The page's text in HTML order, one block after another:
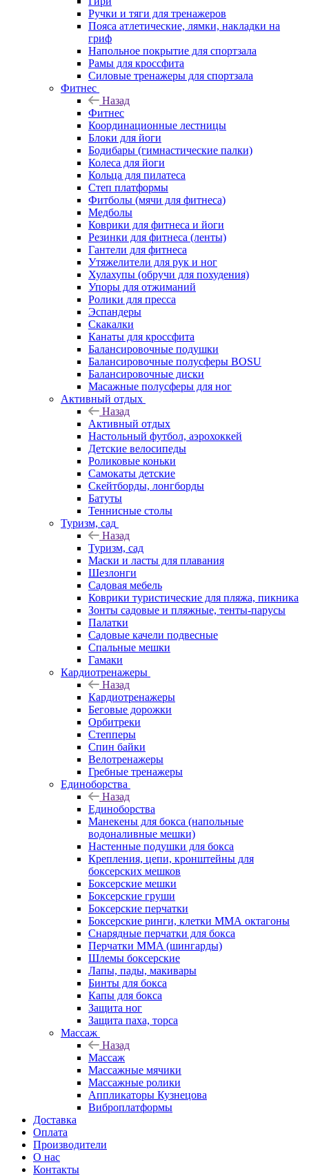
Ручки и тяги для тренажеров
Пояса атлетические, лямки, накладки на
гриф
Напольное покрытие для спортзала
Рамы для кроссфита
Силовые тренажеры для спортзала
Фитнес
Назад
Фитнес
Координационные лестницы
Блоки для йоги
Бодибары (гимнастические палки)
Колеса для йоги
Кольца для пилатеса
Степ платформы
Фитболы (мячи для фитнеса)
Медболы
Коврики для фитнеса и йоги
Резинки для фитнеса (ленты)
Гантели для фитнеса
Утяжелители для рук и ног
Хулахупы (обручи для похудения)
Упоры для отжиманий
Ролики для пресса
Эспандеры
Скакалки
Канаты для кроссфита
Балансировочные подушки
Балансировочные полусферы BOSU
Балансировочные диски
Масажные полусферы для ног
Активный отдых
Назад
Активный отдых
Настольный футбол, аэрохоккей
Детские велосипеды
Роликовые коньки
Самокаты детские
Скейтборды, лонгборды
Батуты
Теннисные столы
Туризм, сад
Назад
Туризм, сад
Маски и ласты для плавания
Шезлонги
Садовая мебель
Коврики туристические для пляжа, пикника
Зонты садовые и пляжные, тенты-парусы
Палатки
Садовые качели подвесные
Спальные мешки
Гамаки
Кардиотренажеры
Назад
Кардиотренажеры
Беговые дорожки
Орбитреки
Степперы
Спин байки
Велотренажеры
Гребные тренажеры
Единоборства
Назад
Единоборства
Манекены для бокса (напольные
водоналивные мешки)
Настенные подушки для бокса
Крепления, цепи, кронштейны для
боксерских мешков
Боксерские мешки
Боксерские груши
Боксерские перчатки
Боксерские ринги, клетки ММА октагоны
Снарядные перчатки для бокса
Перчатки MMA (шингарды)
Шлемы боксерские
Лапы, пады, макивары
Бинты для бокса
Капы для бокса
Защита ног
Защита паха, торса
Массаж
Назад
Массаж
Массажные мячики
Массажные ролики
Аппликаторы Кузнецова
Виброплатформы
Доставка
Оплата
Производители
О нас
Контакты